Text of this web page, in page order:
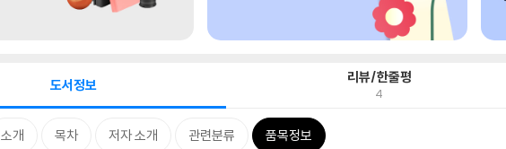
도서정보 리뷰/한줄평
4
소개 목차 저자 소개 관련분류 품목정보